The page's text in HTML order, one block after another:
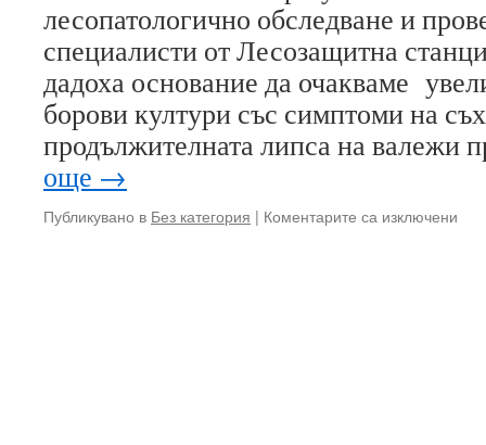
лесопатологично обследване и
специалисти от Лесозащитна
дадоха основание да очакваме
борови култури със симптоми на
продължителната липса на валежи
още →
Публикувано в Без категория | Коментарите са изключени